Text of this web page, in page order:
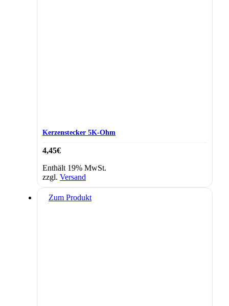
Kerzenstecker 5K-Ohm
4,45€
Enthält 19% MwSt.
zzgl. Versand
Zum Produkt